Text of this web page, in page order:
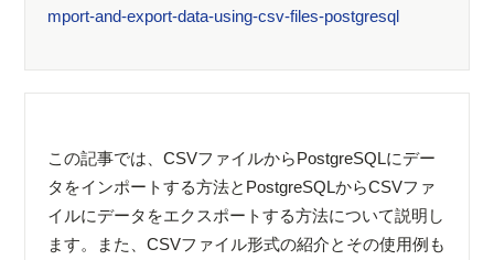
mport-and-export-data-using-csv-files-postgresql
この記事では、CSVファイルからPostgreSQLにデー
タをインポートする方法とPostgreSQLからCSVファ
イルにデータをエクスポートする方法について説明し
ます。また、CSVファイル形式の紹介とその使用例も